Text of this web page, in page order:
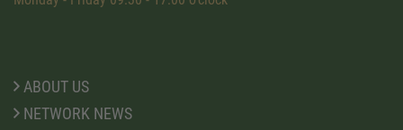
ABOUT US
NETWORK NEWS